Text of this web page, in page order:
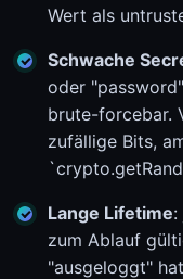
Wert als
Schwache
oder
brute-forcebar.
zufällige Bits,
Lange Lifetime:
zum Ablauf
"ausgeloggt"